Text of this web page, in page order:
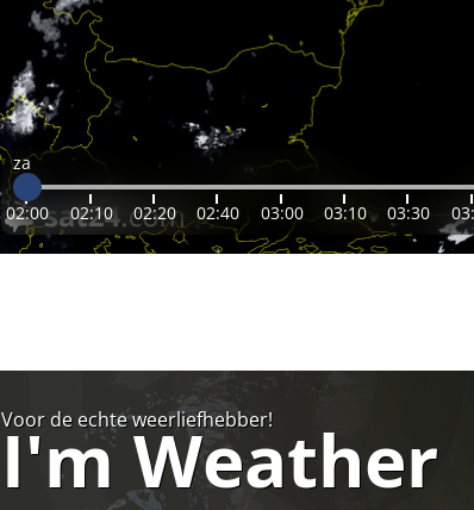
za
02:00 02:10 02:20 02:40 03:00 03:10 03:30
Voor de echte weerliefhebber!
I'm Weather